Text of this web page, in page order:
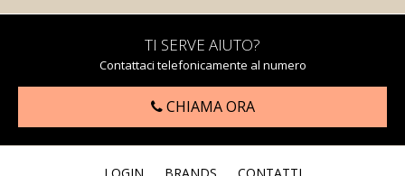
TI SERVE AIUTO?
Contattaci telefonicamente al numero
CHIAMA ORA